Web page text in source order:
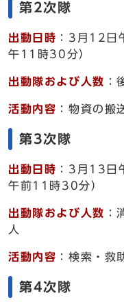
第2次隊
出動日時 ：3月12日
午11時30分）
出動隊および人数 ：
活動内容 ：物資の搬
第3次隊
出動日時 ：3月13日
午前11時30分）
出動隊および人数
人
活動内容 ：検索・救
第4次隊